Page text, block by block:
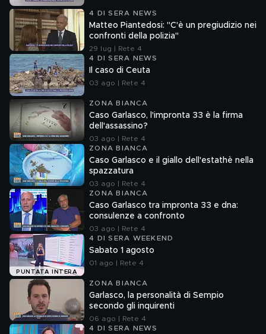
4 DI SERA NEWS
Matteo Piantedosi: "C'è un pregiudizio nei
confronti della polizia"
29 lug | Rete 4
4 DI SERA NEWS
Il caso di Ceuta
03 ago | Rete 4
ZONA BIANCA
Caso Garlasco, l'impronta 33 è la firma
dell'assassino?
03 ago | Rete 4
ZONA BIANCA
Caso Garlasco e il giallo dell'estathè nella
spazzatura
03 ago | Rete 4
ZONA BIANCA
Caso Garlasco tra impronta 33 e dna:
consulenze a confronto
03 ago | Rete 4
PUNTATA INTERA
4 DI SERA WEEKEND
Sabato 1 agosto
01 ago | Rete 4
ZONA BIANCA
Garlasco, la personalità di Sempio
secondo gli inquirenti
06 ago | Rete 4
4 DI SERA NEWS